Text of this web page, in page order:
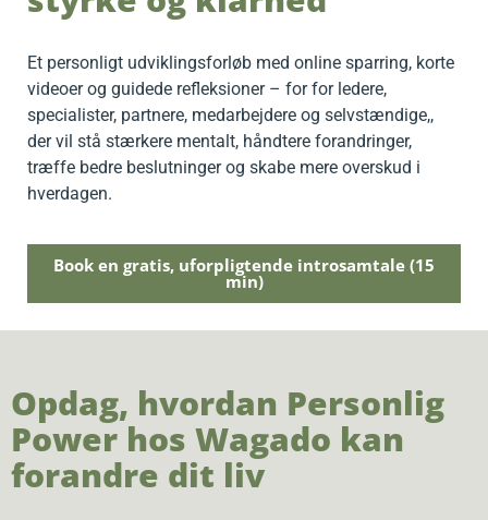
Et personligt udviklingsforløb med online sparring, korte
videoer og guidede refleksioner – for for ledere,
specialister, partnere, medarbejdere og selvstændige,,
der vil stå stærkere mentalt, håndtere forandringer,
træffe bedre beslutninger og skabe mere overskud i
hverdagen.
Book en gratis, uforpligtende introsamtale (15
min)
Opdag, hvordan Personlig
Power hos Wagado kan
forandre dit liv